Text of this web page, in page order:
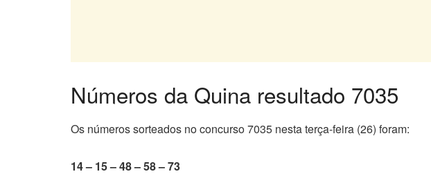
Números da Quina resultado 7035
Os números sorteados no concurso 7035 nesta terça-feira (26) foram:
14 – 15 – 48 – 58 – 73